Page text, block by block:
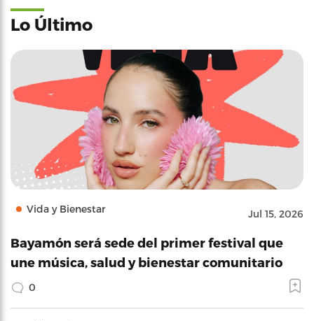
Lo Último
Vida y Bienestar Jul 15, 2026
Bayamón será sede del primer festival que
une música, salud y bienestar comunitario
0